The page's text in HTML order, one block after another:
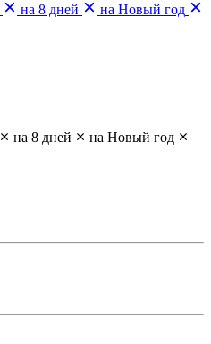
на 8 дней
на Новый год
на 8 дней
на Новый год